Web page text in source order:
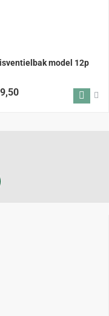
model 12p